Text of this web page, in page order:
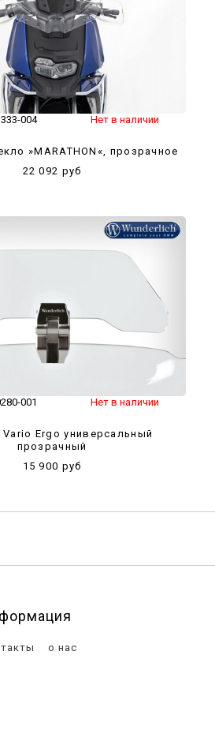
004 Нет в наличии
»MARATHON«, прозрачное
22 092 руб
001 Нет в наличии
Ergo универсальный
прозрачный
15 900 руб
о нас